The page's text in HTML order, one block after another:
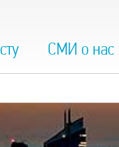
СМИ о нас